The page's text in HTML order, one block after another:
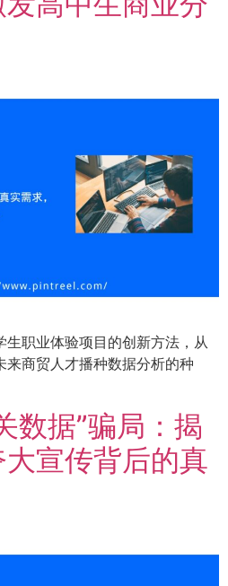
职业体验项目的创新方法，从
商贸人才播种数据分析的种
数据”骗局：揭
宣传背后的真